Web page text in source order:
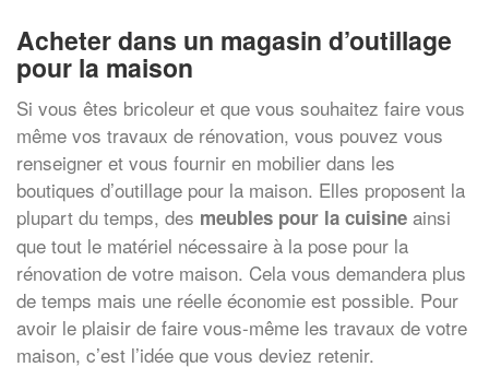
Acheter dans un magasin d’outillage
pour la maison
Si vous êtes bricoleur et que vous souhaitez faire vous
même vos travaux de rénovation, vous pouvez vous
renseigner et vous fournir en mobilier dans les
boutiques d’outillage pour la maison. Elles proposent la
plupart du temps, des meubles pour la cuisine ainsi
que tout le matériel nécessaire à la pose pour la
rénovation de votre maison. Cela vous demandera plus
de temps mais une réelle économie est possible. Pour
avoir le plaisir de faire vous-même les travaux de votre
maison, c’est l’idée que vous deviez retenir.